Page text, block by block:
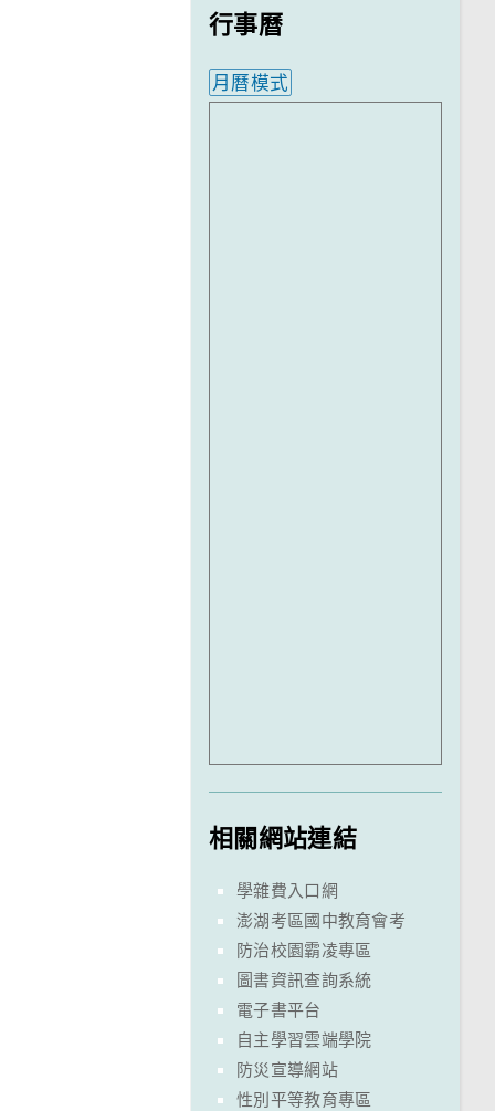
行事曆
月曆模式
相關網站連結
學雜費入口網
澎湖考區國中教育會考
防治校園霸凌專區
圖書資訊查詢系統
電子書平台
自主學習雲端學院
防災宣導網站
性別平等教育專區